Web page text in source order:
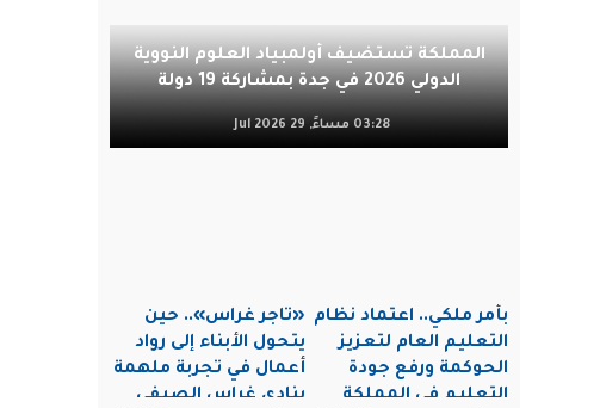
المملكة تستضيف أولمبياد العلوم النووية
الدولي 2026 في جدة بمشاركة 19 دولة
03:28 مساءً, 29 Jul 2026
بأمر ملكي.. اعتماد نظام
التعليم العام لتعزيز
الحوكمة ورفع جودة
التعليم في المملكة
«تاجر غراس».. حين
يتحول الأبناء إلى رواد
أعمال في تجربة ملهمة
بنادي غراس الصيفي